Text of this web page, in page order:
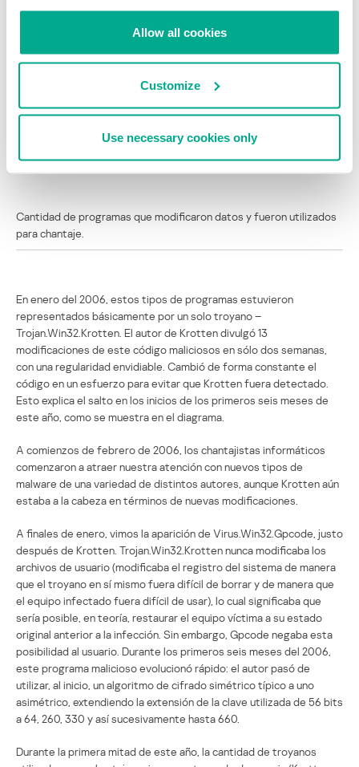
Allow all cookies
Customize
Use necessary cookies only
últimos meses, es el crecimiento en la cantidad de incidentes en
los que usuarios maliciosos utilizan un programa para modificar
Muchos de estos programas son muy similares los unos a los otros,
y están diseñados ya sea para afectar las funciones del equipo
la cantidad de nuevas modificaciones de tales programas está
ilustrado en el diagrama 9 siguiente.
Cantidad de programas que modificaron datos y fueron utilizados
para chantaje.
En enero del 2006, estos tipos de programas estuvieron
representados básicamente por un solo troyano –
Trojan.Win32.Krotten. El autor de Krotten divulgó 13
modificaciones de este código maliciosos en sólo dos semanas,
con una regularidad envidiable. Cambió de forma constante el
código en un esfuerzo para evitar que Krotten fuera detectado.
Esto explica el salto en los inicios de los primeros seis meses de
este año, como se muestra en el diagrama.
A comienzos de febrero de 2006, los chantajistas informáticos
comenzaron a atraer nuestra atención con nuevos tipos de
malware de una variedad de distintos autores, aunque Krotten aún
estaba a la cabeza en términos de nuevas modificaciones.
A finales de enero, vimos la aparición de Virus.Win32.Gpcode, justo
después de Krotten. Trojan.Win32.Krotten nunca modificaba los
archivos de usuario (modificaba el registro del sistema de manera
que el troyano en sí mismo fuera difícil de borrar y de manera que
el equipo infectado fuera difícil de usar), lo cual significaba que
sería posible, en teoría, restaurar el equipo víctima a su estado
original anterior a la infección. Sin embargo, Gpcode negaba esta
posibilidad al usuario. Durante los primeros seis meses del 2006,
este programa malicioso evolucionó rápido: el autor pasó de
utilizar, al inicio, un algoritmo de cifrado simétrico típico a uno
asimétrico, extendiendo la extensión de la clave utilizada de 56 bits
a 64, 260, 330 y así sucesivamente hasta 660.
Durante la primera mitad de este año, la cantidad de troyanos